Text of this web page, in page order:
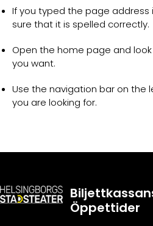
If you typed the page address
sure that it is spelled correctly.
Open the home page and
you want.
Use the navigation bar on the
you are looking for.
Öppettider